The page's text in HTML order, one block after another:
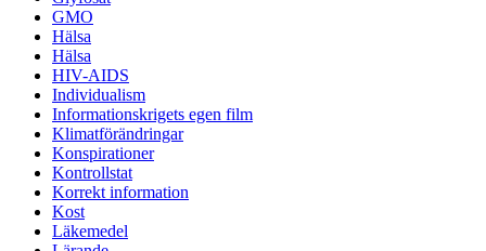
GMO
Hälsa
Hälsa
HIV-AIDS
Individualism
Informationskrigets egen film
Klimatförändringar
Konspirationer
Kontrollstat
Korrekt information
Kost
Läkemedel